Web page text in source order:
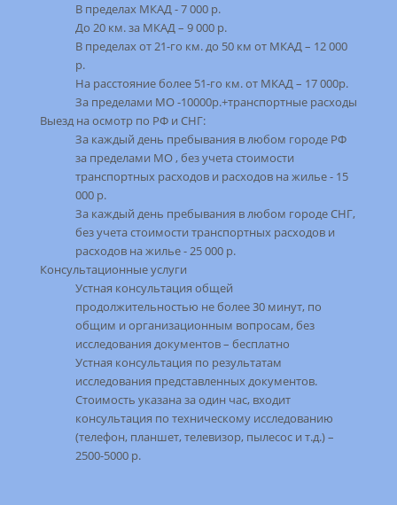
В пределах МКАД - 7 000 р.
До 20 км. за МКАД – 9 000 р.
В пределах от 21-го км. до 50 км от МКАД – 12 000
р.
На расстояние более 51-го км. от МКАД – 17 000р.
За пределами МО -10000р.+транспортные расходы
Выезд на осмотр по РФ и СНГ:
За каждый день пребывания в любом городе РФ
за пределами МО , без учета стоимости
транспортных расходов и расходов на жилье - 15
000 р.
За каждый день пребывания в любом городе СНГ,
без учета стоимости транспортных расходов и
расходов на жилье - 25 000 р.
Консультационные услуги
Устная консультация общей
продолжительностью не более 30 минут, по
общим и организационным вопросам, без
исследования документов – бесплатно
Устная консультация по результатам
исследования представленных документов.
Стоимость указана за один час, входит
консультация по техническому исследованию
(телефон, планшет, телевизор, пылесос и т.д.) –
2500-5000 р.